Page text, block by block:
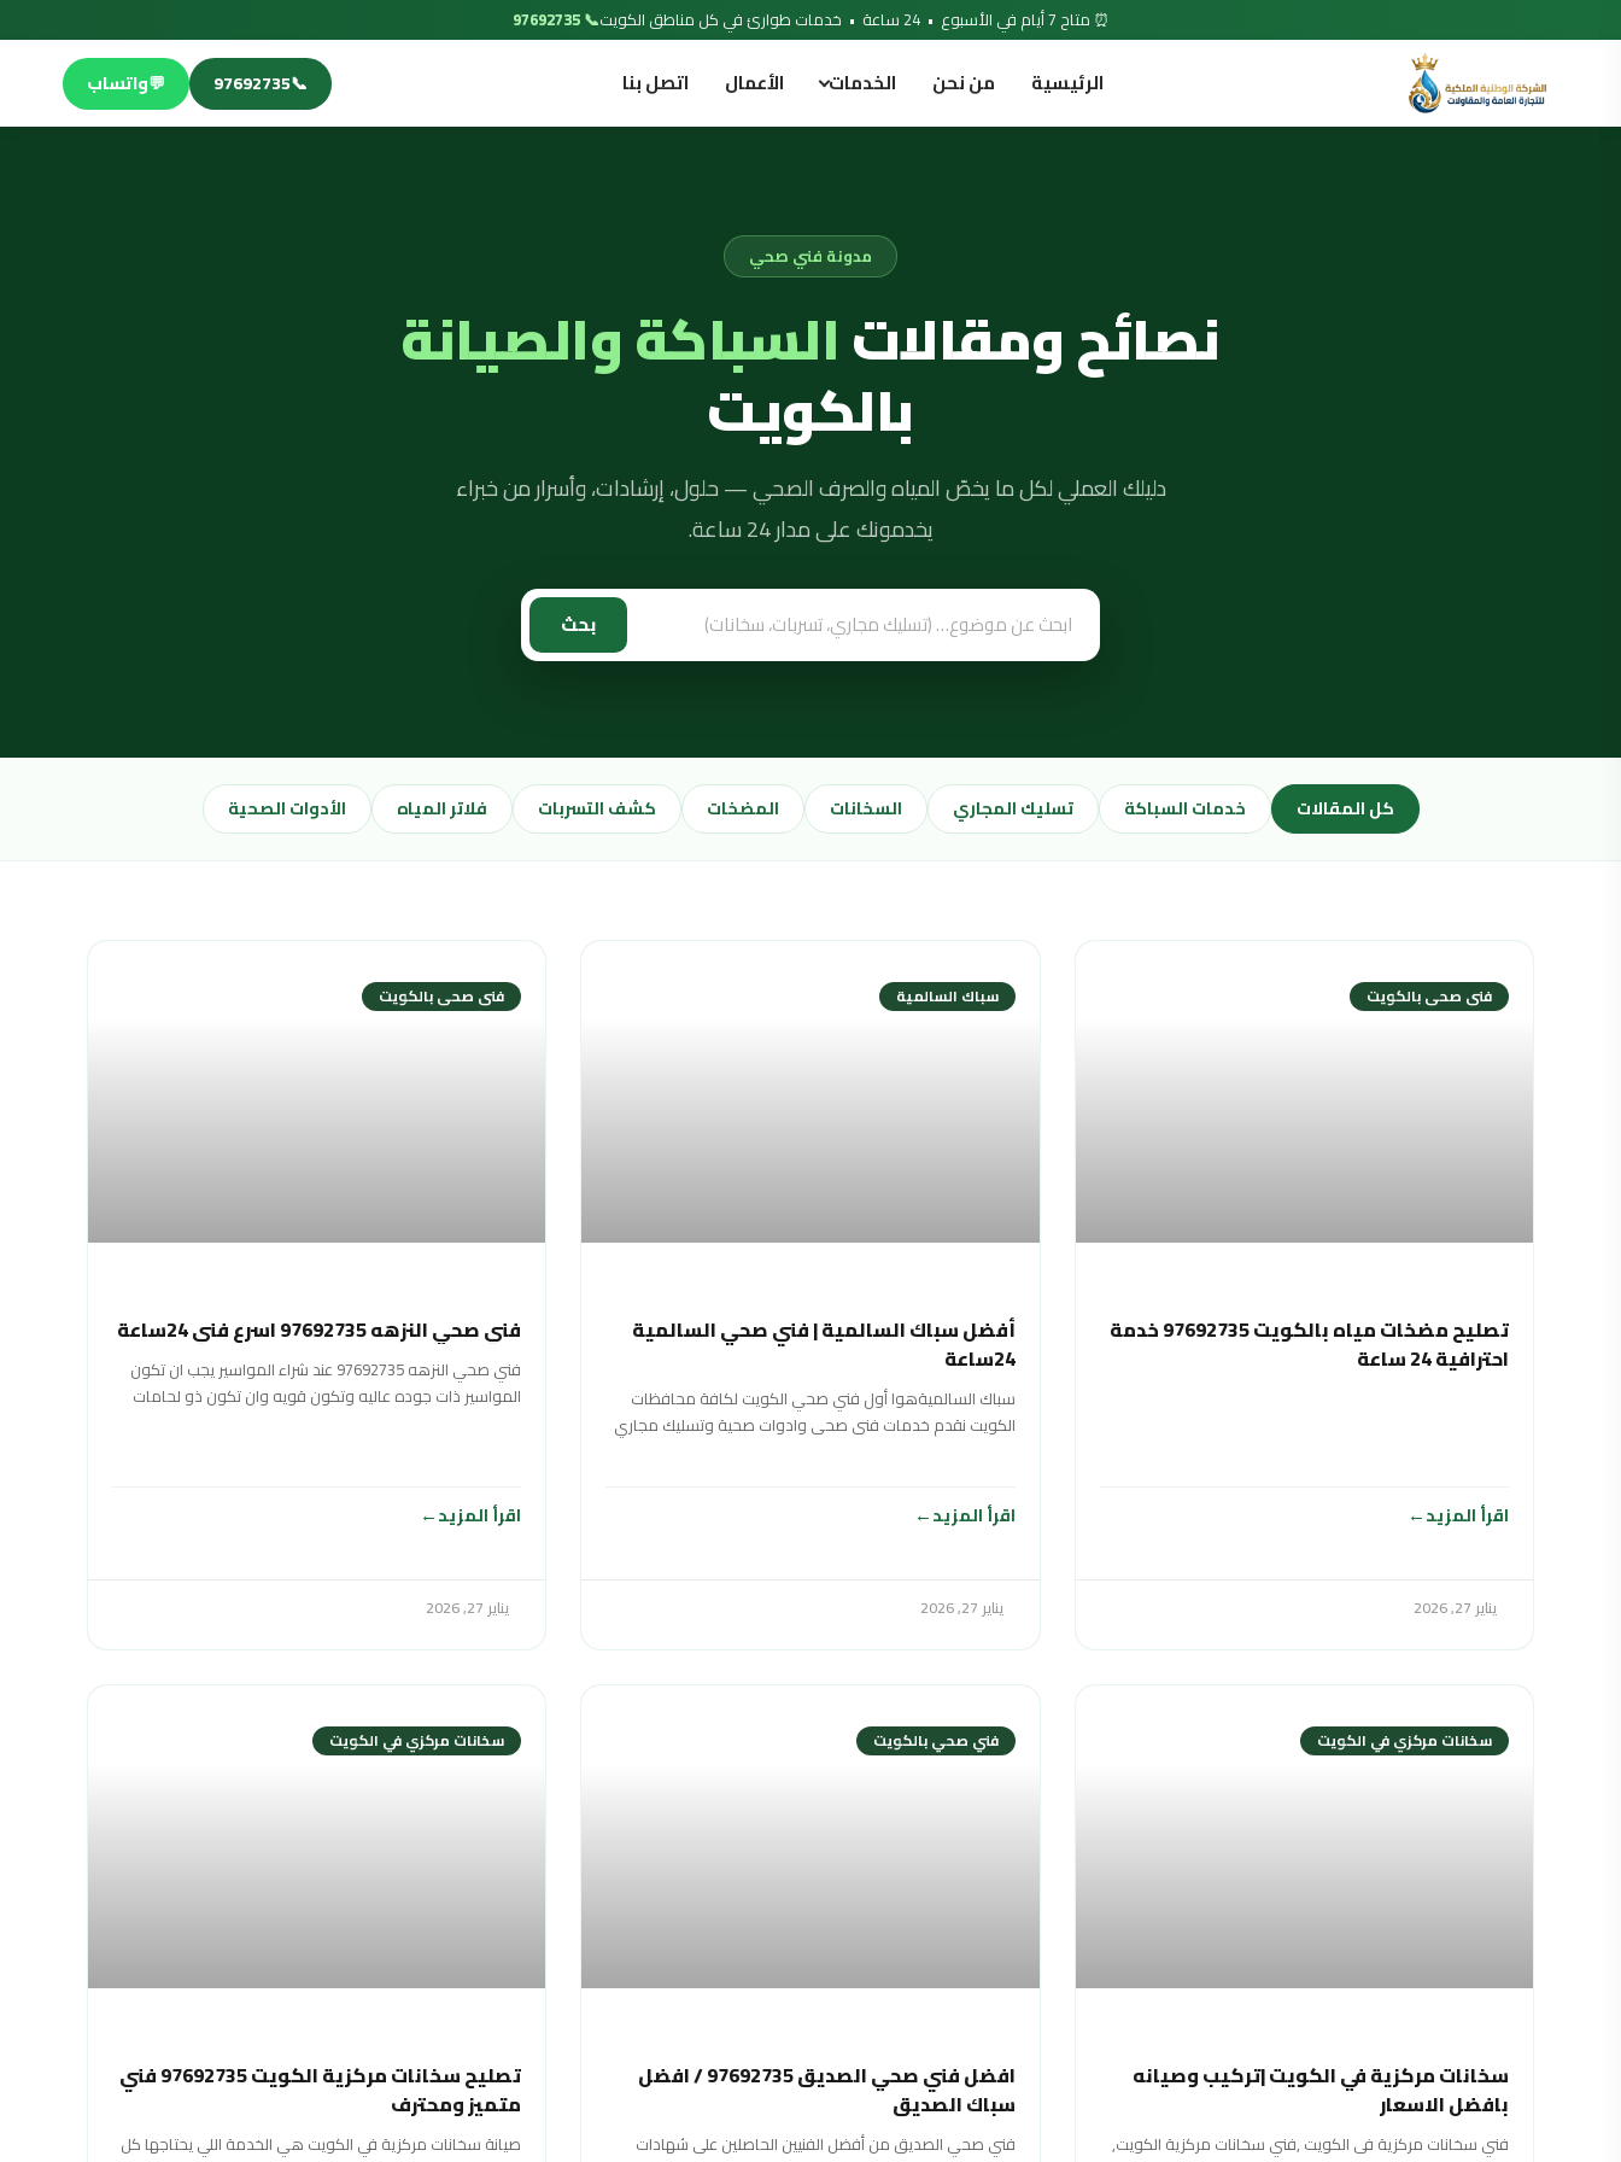
⏰ متاح 7 أيام في الأسبوع • 24 ساعة • خدمات طوارئ في كل مناطق الكويت 📞 97692735
الرئيسية من نحن الخدمات الأعمال اتصل بنا 📞
97692735
💬واتساب
مدونة فني صحي
نصائح ومقالاتالسباكة والصيانة
بالكويت
دليلك العملي لكل ما يخصّ المياه والصرف الصحي — حلول، إرشادات، وأسرار من خبراء
يخدمونك على مدار 24 ساعة.
بحث
كل المقالات خدمات السباكة تسليك المجاري السخانات المضخات كشف التسربات فلاتر المياه الأدوات الصحية
فنى صحى بالكويت
تصليح مضخات مياه بالكويت 97692735 خدمة
احترافية 24 ساعة
اقرأ المزيد
يناير 27, 2026
سباك السالمية
أفضل سباك السالمية | فني صحي السالمية
24ساعة
سباك السالميةهوا أول فني صحي الكويت لكافة محافظات
الكويت نقدم خدمات فنى صحى وادوات صحية وتسليك مجاري
اقرأ المزيد
يناير 27, 2026
فنى صحى بالكويت
فني صحي النزهه 97692735 اسرع فني 24ساعة
فني صحي النزهه 97692735 عند شراء المواسير يجب ان تكون
المواسير ذات جوده عاليه وتكون قويه وان تكون ذو لحامات
اقرأ المزيد
يناير 27, 2026
سخانات مركزي في الكويت
سخانات مركزية في الكويت |تركيب وصيانه
بافضل الاسعار
فني سخانات مركزية فى الكويت ,فني سخانات مركزية الكويت,
فني صحي بالكويت
افضل فني صحي الصديق 97692735 / افضل
سباك الصديق
فني صحي الصديق من أفضل الفنيين الحاصلين على شهادات
سخانات مركزي في الكويت
تصليح سخانات مركزية الكويت 97692735 فني
متميز ومحترف
صيانة سخانات مركزية في الكويت هي الخدمة اللي يحتاجها كل